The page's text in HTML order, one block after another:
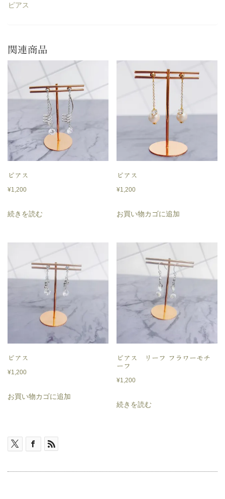
ピアス
関連商品
ピアス
¥1,200
続きを読む
ピアス
¥1,200
お買い物カゴに追加
ピアス
¥1,200
お買い物カゴに追加
ピアス リーフ フラワーモチ
ーフ
¥1,200
続きを読む